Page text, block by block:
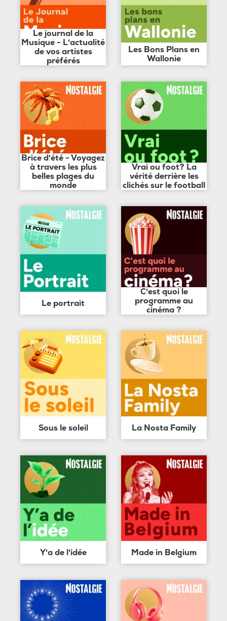
Le journal de la
Musique - L'actualité
de vos artistes
préférés
Les Bons Plans en
Wallonie
Brice d'été - Voyagez
à travers les plus
belles plages du
monde
Vrai ou foot? La
vérité derrière les
clichés sur le football
Le portrait
C'est quoi le
programme au
cinéma ?
Sous le soleil La Nosta Family
Y'a de l'idée Made in Belgium